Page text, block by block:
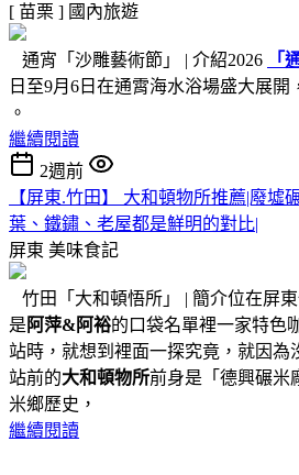
[ 苗栗 ] 國內旅遊
通宵「沙雕藝術節」 | 介紹2026 「
日至9月6日在通霄海水浴場盛大展開
。
繼續閱讀
2週前
【屏東.竹田】 大和頓物所推薦|廢墟
葉、鐵鏽、老屋都是鮮明的對比|
屏東 美味食記
竹田「大和頓悟所」 | 簡介位在屏
是 阿萍&阿裕的口袋名單裡一家特色
站時，就想到裡面一探究竟，就因為
站前的大和頓物所前身是「德興碾米
米鄉歷史，
繼續閱讀